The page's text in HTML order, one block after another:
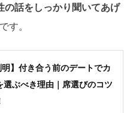
話をしっかり聞いてあげ
す。
明】付き合う前のデートでカ
選ぶべき理由｜席選びのコツ